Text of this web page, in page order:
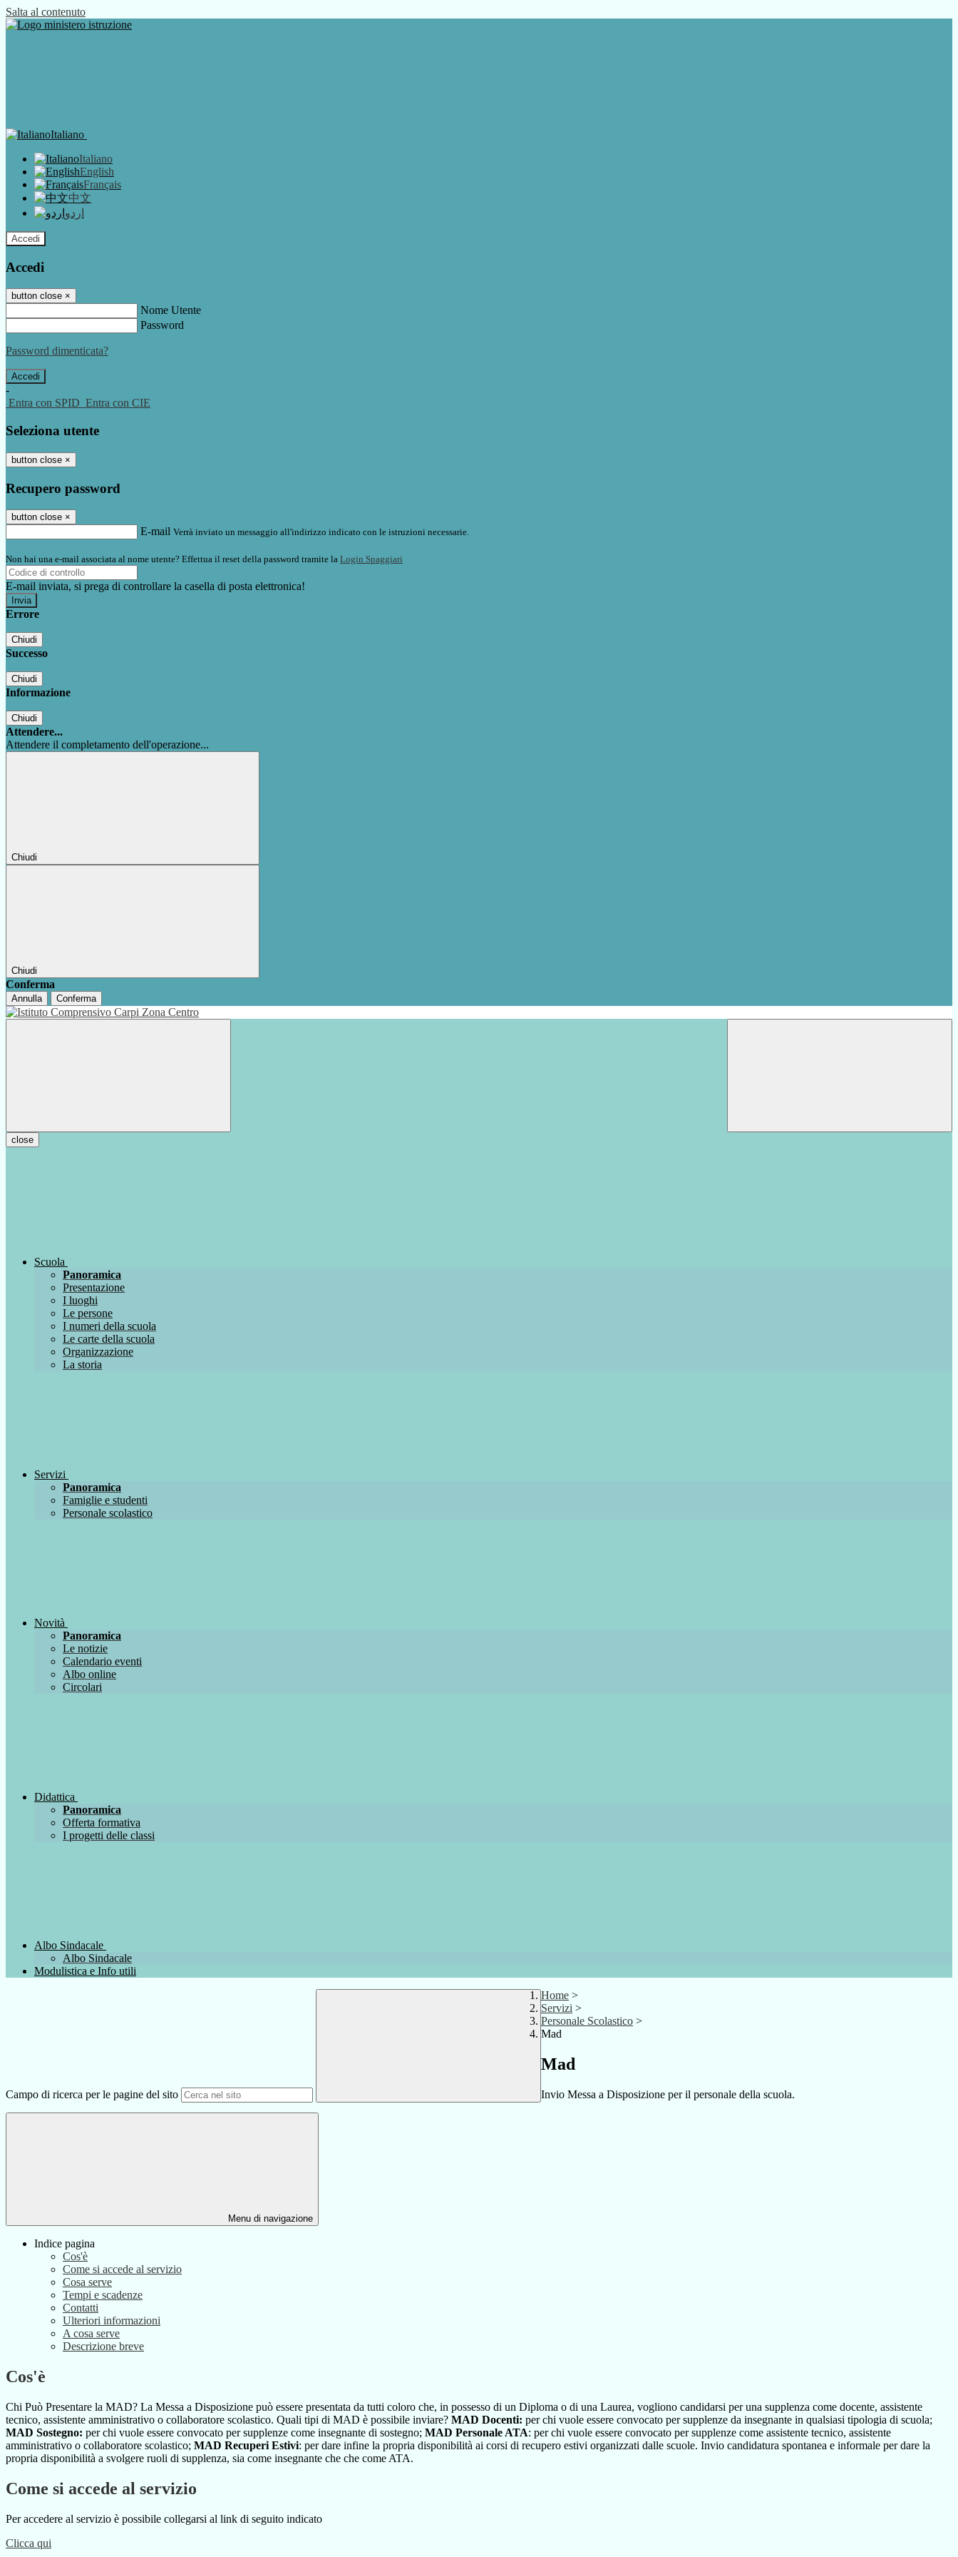
Salta al contenuto
Italiano
Italiano
English
Français
中文
اردو
Accedi
Accedi
button close ×
Nome Utente
Password
Password dimenticata?
-
Entra con SPID Entra con CIE
Seleziona utente
button close ×
Recupero password
button close ×
E-mail Verrà inviato un messaggio all'indirizzo indicato con le istruzioni necessarie.
Non hai una e-mail associata al nome utente? Effettua il reset della password tramite la Login Spaggiari
E-mail inviata, si prega di controllare la casella di posta elettronica!
Errore
Chiudi
Successo
Chiudi
Informazione
Chiudi
Attendere...
Attendere il completamento dell'operazione...
Chiudi
Chiudi
Conferma
Annulla Conferma
close
Scuola
Panoramica
Presentazione
I luoghi
Le persone
I numeri della scuola
Le carte della scuola
Organizzazione
La storia
Servizi
Panoramica
Famiglie e studenti
Personale scolastico
Novità
Panoramica
Le notizie
Calendario eventi
Albo online
Circolari
Didattica
Panoramica
Offerta formativa
I progetti delle classi
Albo Sindacale
Albo Sindacale
Modulistica e Info utili
Campo di ricerca per le pagine del sito
Home >
Servizi >
Personale Scolastico >
Mad
Mad
Invio Messa a Disposizione per il personale della scuola.
Menu di navigazione
Indice pagina
Cos'è
Come si accede al servizio
Cosa serve
Tempi e scadenze
Contatti
Ulteriori informazioni
A cosa serve
Descrizione breve
Cos'è
Chi Può Presentare la MAD? La Messa a Disposizione può essere presentata da tutti coloro che, in possesso di un Diploma o di una Laurea, vogliono candidarsi per una supplenza come docente, assistente
tecnico, assistente amministrativo o collaboratore scolastico. Quali tipi di MAD è possibile inviare? MAD Docenti: per chi vuole essere convocato per supplenze da insegnante in qualsiasi tipologia di scuola;
MAD Sostegno: per chi vuole essere convocato per supplenze come insegnante di sostegno; MAD Personale ATA: per chi vuole essere convocato per supplenze come assistente tecnico, assistente
amministrativo o collaboratore scolastico; MAD Recuperi Estivi: per dare infine la propria disponibilità ai corsi di recupero estivi organizzati dalle scuole. Invio candidatura spontanea e informale per dare la
propria disponibilità a svolgere ruoli di supplenza, sia come insegnante che che come ATA.
Come si accede al servizio
Per accedere al servizio è possibile collegarsi al link di seguito indicato
Clicca qui